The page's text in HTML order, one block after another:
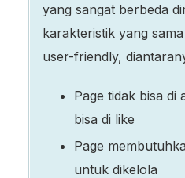
yang sangat berbeda
karakteristik yang
user-friendly,
Page tidak bisa di
bisa di like
Page
untuk dikelola